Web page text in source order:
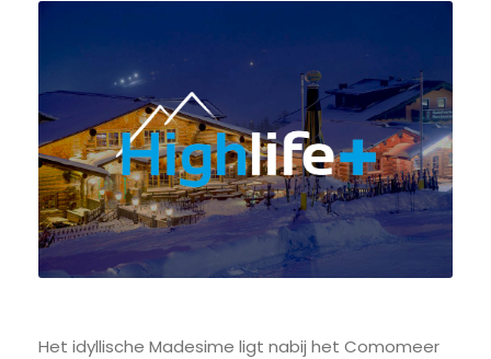
Het idyllische Madesime ligt nabij het Comomeer